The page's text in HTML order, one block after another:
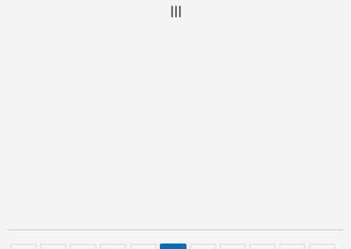
III